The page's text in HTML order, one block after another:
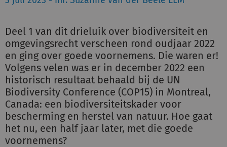
Deel 1 van dit drieluik over biodiversiteit en
omgevingsrecht verscheen rond oudjaar 2022
en ging over goede voornemens. Die waren er!
Volgens velen was er in december 2022 een
historisch resultaat behaald bij de UN
Biodiversity Conference (COP15) in Montreal,
Canada: een biodiversiteitskader voor
bescherming en herstel van natuur. Hoe gaat
het nu, een half jaar later, met die goede
voornemens?